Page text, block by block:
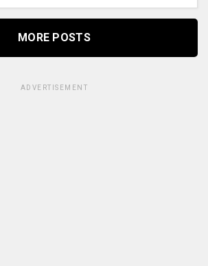
MORE POSTS
ADVERTISEMENT